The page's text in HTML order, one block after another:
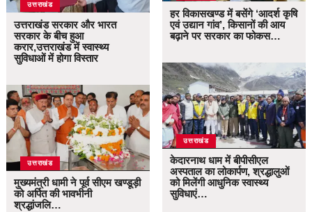
उत्तराखंड
उत्तराखंड सरकार और भारत
सरकार के बीच हुआ
करार,उत्तराखंड में स्वास्थ्य
सुविधाओं में होगा विस्तार
उत्तराखंड
मुख्यमंत्री धामी ने पूर्व सीएम खण्डूड़ी
को अर्पित की भावभीनी
श्रद्धांजलि…
हर विकासखण्ड में बसेंगे ‘आदर्श कृषि
एवं उद्यान गांव’, किसानों की आय
बढ़ाने पर सरकार का फोकस…
उत्तराखंड
केदारनाथ धाम में बीपीसीएल
अस्पताल का लोकार्पण, श्रद्धालुओं
को मिलेंगी आधुनिक स्वास्थ्य
सुविधाएं…